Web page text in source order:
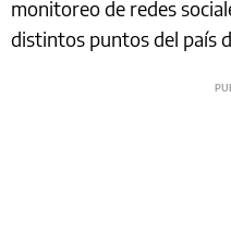
monitoreo de redes
distintos puntos del país